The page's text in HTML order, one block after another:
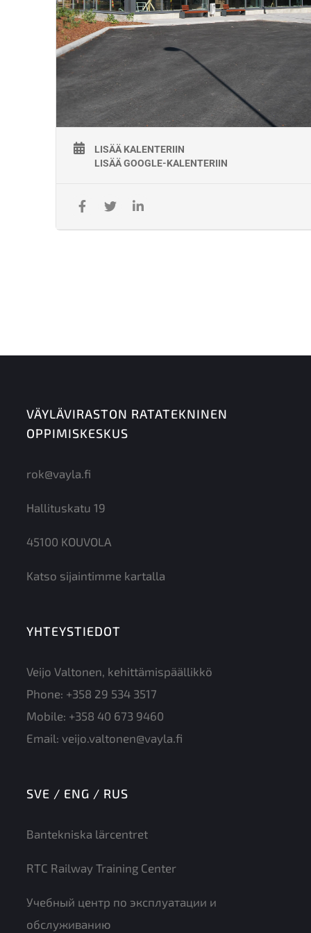
Pätevyyden ylläpito: Osallistuttava hitsauskokeeseen
vuoden välein, viimeistään
pätevyyden päättymiseen mennessä. Hitsauspätevyyden
voimassaolo edellyttää,
ettei ole yli puolen vuoden taukoa kyseisen menetelmän
hitsauksissa. Standardin
EN ISO 9712 vaatimusten mukaisesti todennettu
Koulutuksen käytännön järjestelyistä vastaa
KiscoTaitaja, jonka Väylävirasto on valinnut
Ratateknisessä oppimiskeskuksessa (ROK).
LISÄÄ KALENTERIIN
LISÄÄ GOOGLE-KALENTERIIN
VÄYLÄVIRASTON RATATEKNINEN
OPPIMISKESKUS
rok@vayla.fi
Hallituskatu 19
45100 KOUVOLA
Katso sijaintimme kartalla
YHTEYSTIEDOT
Veijo Valtonen, kehittämispäällikkö
Phone: +358 29 534 3517
Mobile: +358 40 673 9460
Email: veijo.valtonen@vayla.fi
SVE / ENG / RUS
Bantekniska lärcentret
RTC Railway Training Center
Учебный центр по эксплуатации и
обслуживанию